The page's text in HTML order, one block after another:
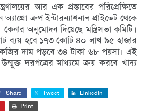
আর এক প্রস্তাবের পরিপ্রেক্ষিতে
অ্যাগ্রো ক্রপ ইন্টারন্যাশনাল প্রাইভেট থেকে
অনুমোদন দিয়েছে মন্ত্রিসভা কমিটি।
ব্যয় হবে ১৭৩ কোটি ৪০ লাখ ৯৫ হাজার
দাম পড়বে ৩৪ টাকা ৬৮ পয়সা। এই
দরপত্রের মাধ্যমে ক্রয় করবে খাদ্য
Share Tweet
LinkedIn
Print